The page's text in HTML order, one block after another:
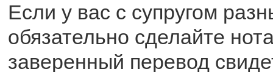
Если у вас с супругом
обязательно сделайте
заверенный перевод